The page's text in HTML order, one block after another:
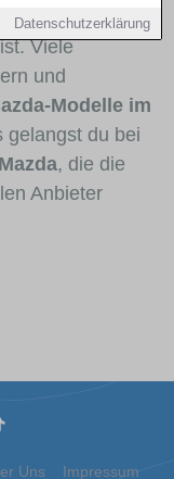
Datenschutzerklärung
für welche
Viele
und
Modelle im
gelangst du bei
, die die
Anbieter
Uns Impressum